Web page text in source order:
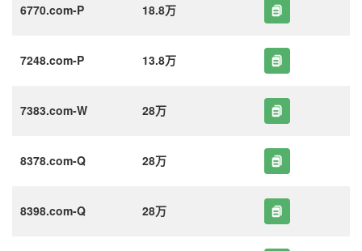
6770.com-P 18.8万
7248.com-P 13.8万
7383.com-W 28万
8378.com-Q 28万
8398.com-Q 28万